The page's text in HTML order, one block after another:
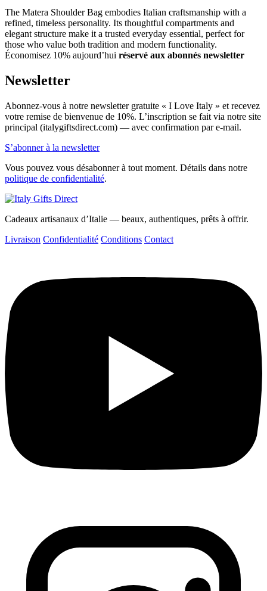
The Matera Shoulder Bag embodies Italian craftsmanship with a
refined, timeless personality. Its thoughtful compartments and
elegant structure make it a trusted everyday essential, perfect for
those who value both tradition and modern functionality.
Économisez 10% aujourd’hui réservé aux abonnés newsletter
Newsletter
Abonnez-vous à notre newsletter gratuite « I Love Italy » et recevez
votre remise de bienvenue de 10%. L’inscription se fait via notre site
principal (italygiftsdirect.com) — avec confirmation par e-mail.
S’abonner à la newsletter
Vous pouvez vous désabonner à tout moment. Détails dans notre
politique de confidentialité.
Cadeaux artisanaux d’Italie — beaux, authentiques, prêts à offrir.
Livraison Confidentialité Conditions Contact